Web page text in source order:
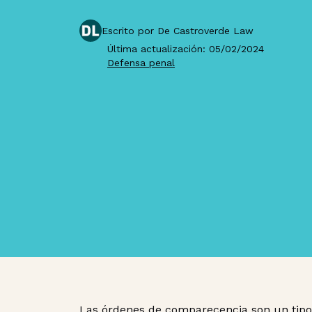
Escrito por De Castroverde Law
Última actualización: 05/02/2024
Defensa penal